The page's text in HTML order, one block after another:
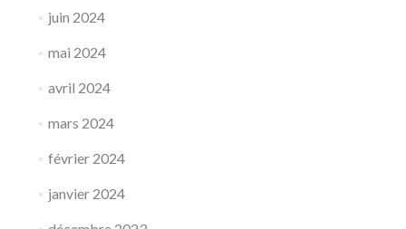
juin 2024
mai 2024
avril 2024
mars 2024
février 2024
janvier 2024